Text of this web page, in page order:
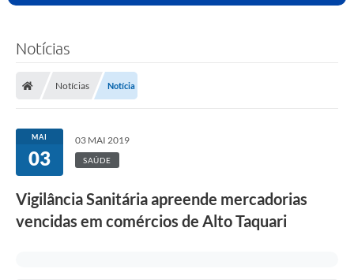
Notícias
Notícias Notícia
MAI
03
03 MAI 2019
SAÚDE
Vigilância Sanitária apreende mercadorias
vencidas em comércios de Alto Taquari